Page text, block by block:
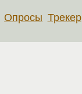
Опросы Трекер